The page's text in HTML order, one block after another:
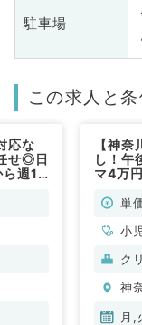
駐車場
この求人と
応な
せ◎日
週1
【神
し！午
マ4万
勤）単
小
ク
神
月,